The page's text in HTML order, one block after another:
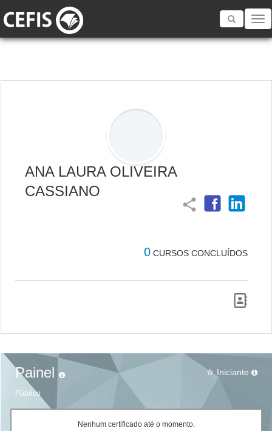
Toggle
ANA LAURA OLIVEIRA
CASSIANO
share
0 CURSOS CONCLUÍDOS
Painel
Público
star_border Iniciante
Nenhum certificado até o momento.